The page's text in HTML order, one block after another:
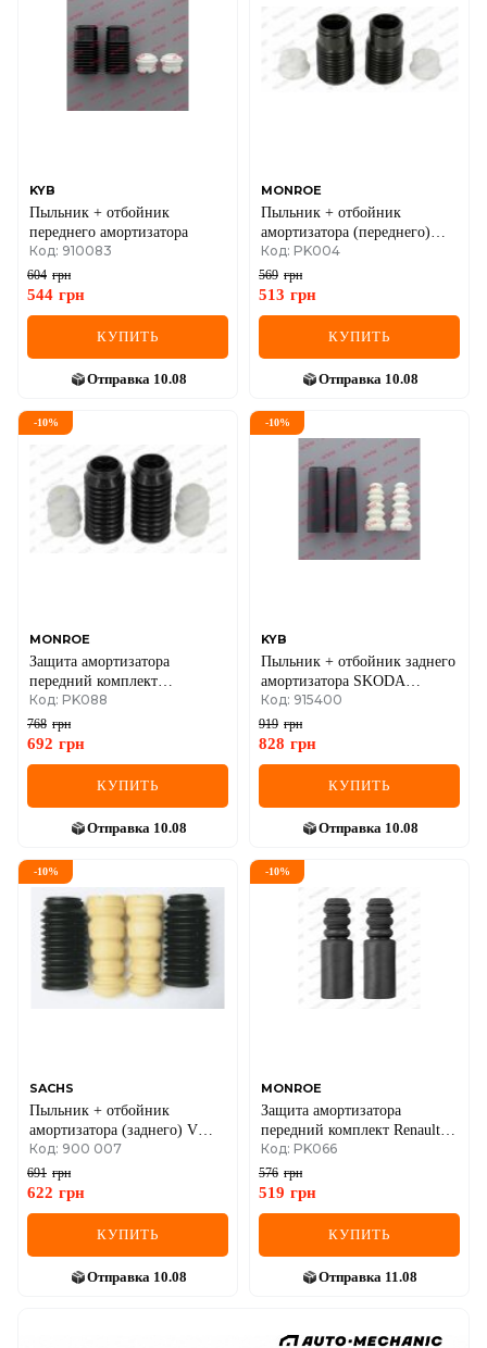
KYB
Пыльник + отбойник
переднего амортизатора
Код: 910083
604 грн
544 грн
КУПИТЬ
Отправка 10.08
MONROE
Пыльник + отбойник
амортизатора (переднего)
Opel Vectra/Toyota Corolla
1.3/2.0D (к-кт 2 шт.)
Код: PK004
569 грн
513 грн
КУПИТЬ
Отправка 10.08
-10%
MONROE
Защита амортизатора
передний комплект
Volkswagen A6/A4 97– Passat
Код: PK088
768 грн
692 грн
КУПИТЬ
Отправка 10.08
-10%
KYB
Пыльник + отбойник заднего
амортизатора SKODA
OCTAVIA I / VW GOLF IV /
CHEVROLET AVEO
Код: 915400
919 грн
828 грн
КУПИТЬ
Отправка 10.08
-10%
SACHS
Пыльник + отбойник
амортизатора (заднего) VW
Golf II/III/IV/Passat/Vento -98
(к-кт 2шт)
Код: 900 007
691 грн
622 грн
КУПИТЬ
Отправка 10.08
-10%
MONROE
Защита амортизатора
передний комплект Renault
Kangoo, Clio 96–
Код: PK066
576 грн
519 грн
КУПИТЬ
Отправка 11.08